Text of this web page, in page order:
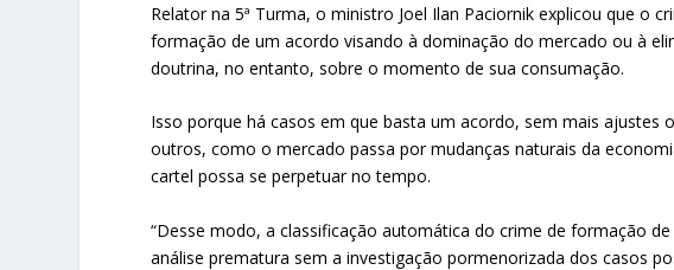
Relator na 5ª Turma, o ministro Joel Ilan Paciornik explicou que o
formação de um acordo visando à dominação do mercado ou à
doutrina, no entanto, sobre o momento de sua consumação.
Isso porque há casos em que basta um acordo, sem mais ajustes
outros, como o mercado passa por mudanças naturais da
cartel possa se perpetuar no tempo.
“Desse modo, a classificação automática do crime de formação
análise prematura sem a investigação pormenorizada dos casos